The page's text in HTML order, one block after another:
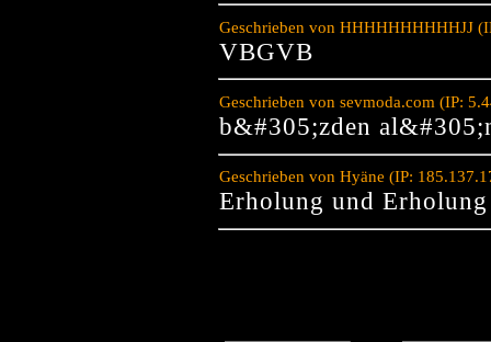
Geschrieben von HHHHHHHHHHJJ
VBGVB
Geschrieben von sevmoda.com (IP:
b&#305;zden
Geschrieben von Hyäne (IP:
Erholung und Erholung